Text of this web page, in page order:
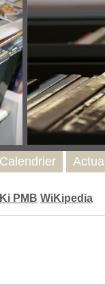
PMB WiKipedia
Calendrier